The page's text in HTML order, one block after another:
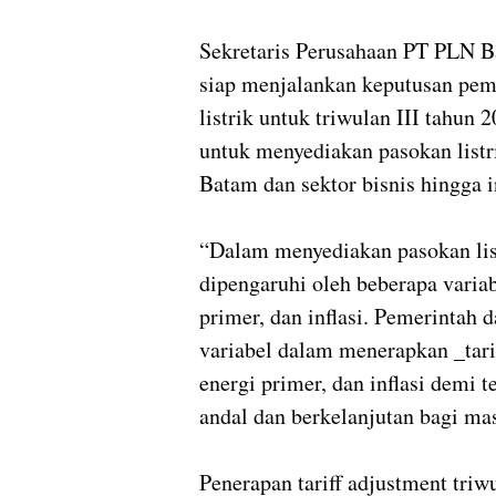
Sekretaris Perusahaan PT PLN
siap menjalankan keputusan
listrik untuk triwulan III tahun
untuk menyediakan pasokan
Batam dan sektor bisnis hingga
“Dalam menyediakan pasokan
dipengaruhi oleh beberapa
primer, dan inflasi. Pemerintah
variabel dalam menerapkan
energi primer, dan inflasi demi
andal dan berkelanjutan bagi
Penerapan tariff adjustment